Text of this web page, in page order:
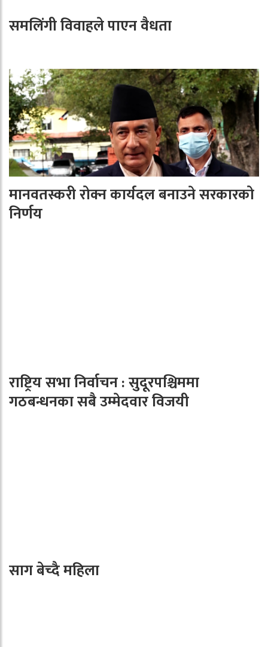
समलिंगी विवाहले पाएन वैधता
मानवतस्करी रोक्न कार्यदल बनाउने सरकारको
निर्णय
राष्ट्रिय सभा निर्वाचन : सुदूरपश्चिममा
गठबन्धनका सबै उम्मेदवार विजयी
साग बेच्दै महिला